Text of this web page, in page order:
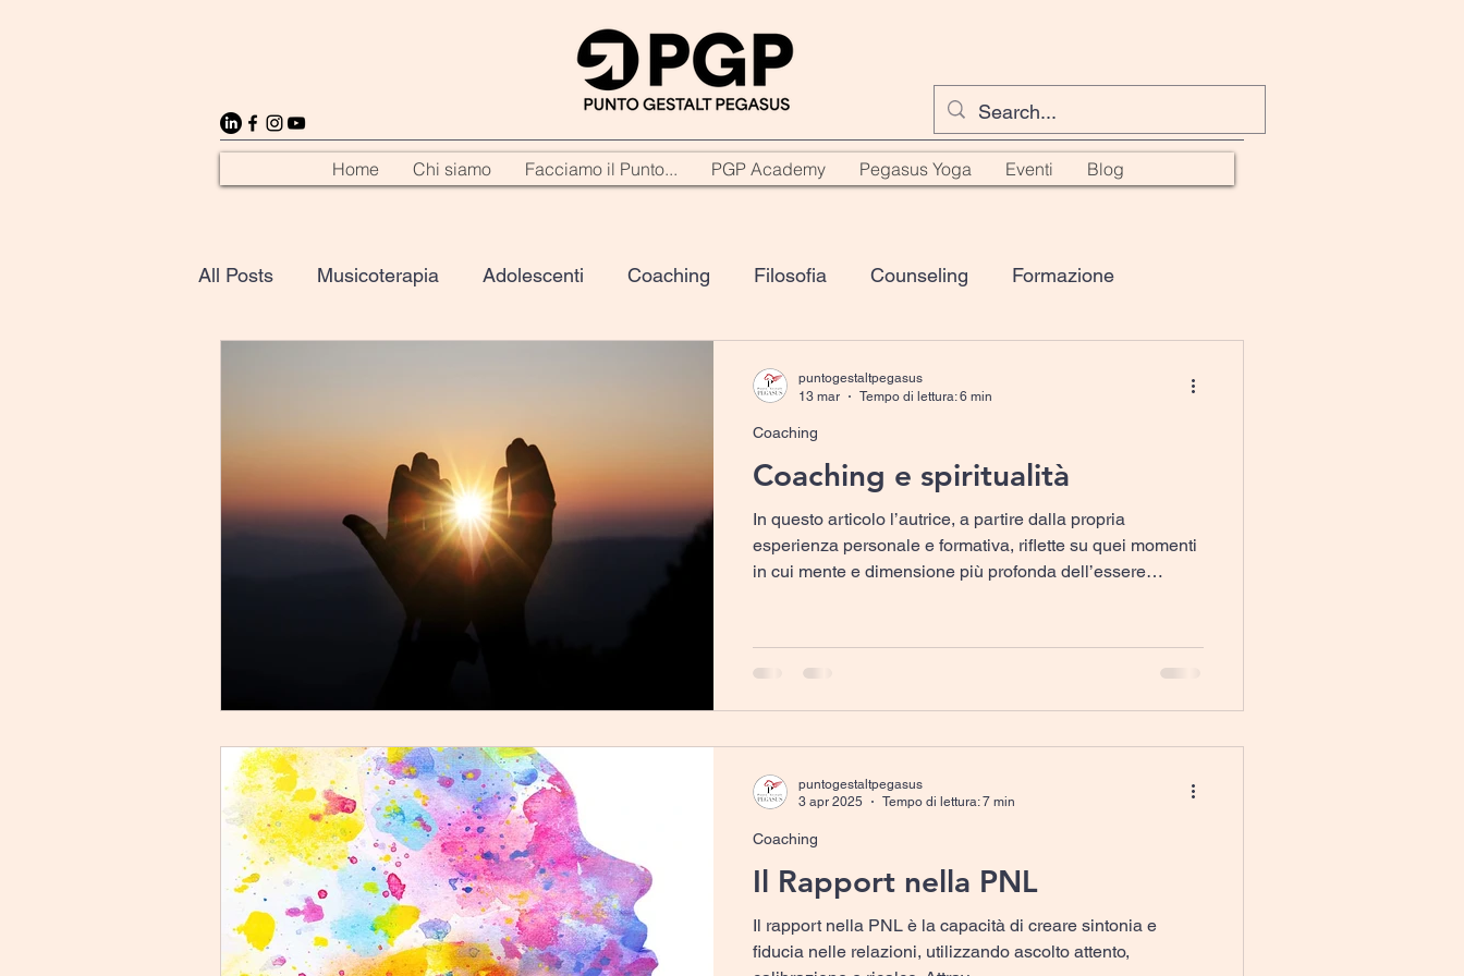
Home Chi siamo Facciamo il Punto... PGP Academy Pegasus Yoga Eventi Blog
All Posts Musicoterapia Adolescenti Coaching Filosofia Counseling Formazione
BiblioCounseling
Coaching e spiritualità
In questo articolo l’autrice, a partire dalla propria
esperienza personale e formativa, riflette su quei momenti
in cui mente e dimensione più profonda dell’essere
esplorato come Coaching e spiritualità possano essere
più vicini di quanto comunemente si pensi e come
Coaching
puntogestaltpegasus
13 mar
Tempo di lettura: 6 min
Il Rapport nella PNL
Il rapport nella PNL è la capacità di creare sintonia e
fiducia nelle relazioni, utilizzando ascolto attento,
Coaching
puntogestaltpegasus
3 apr 2025
Tempo di lettura: 7 min